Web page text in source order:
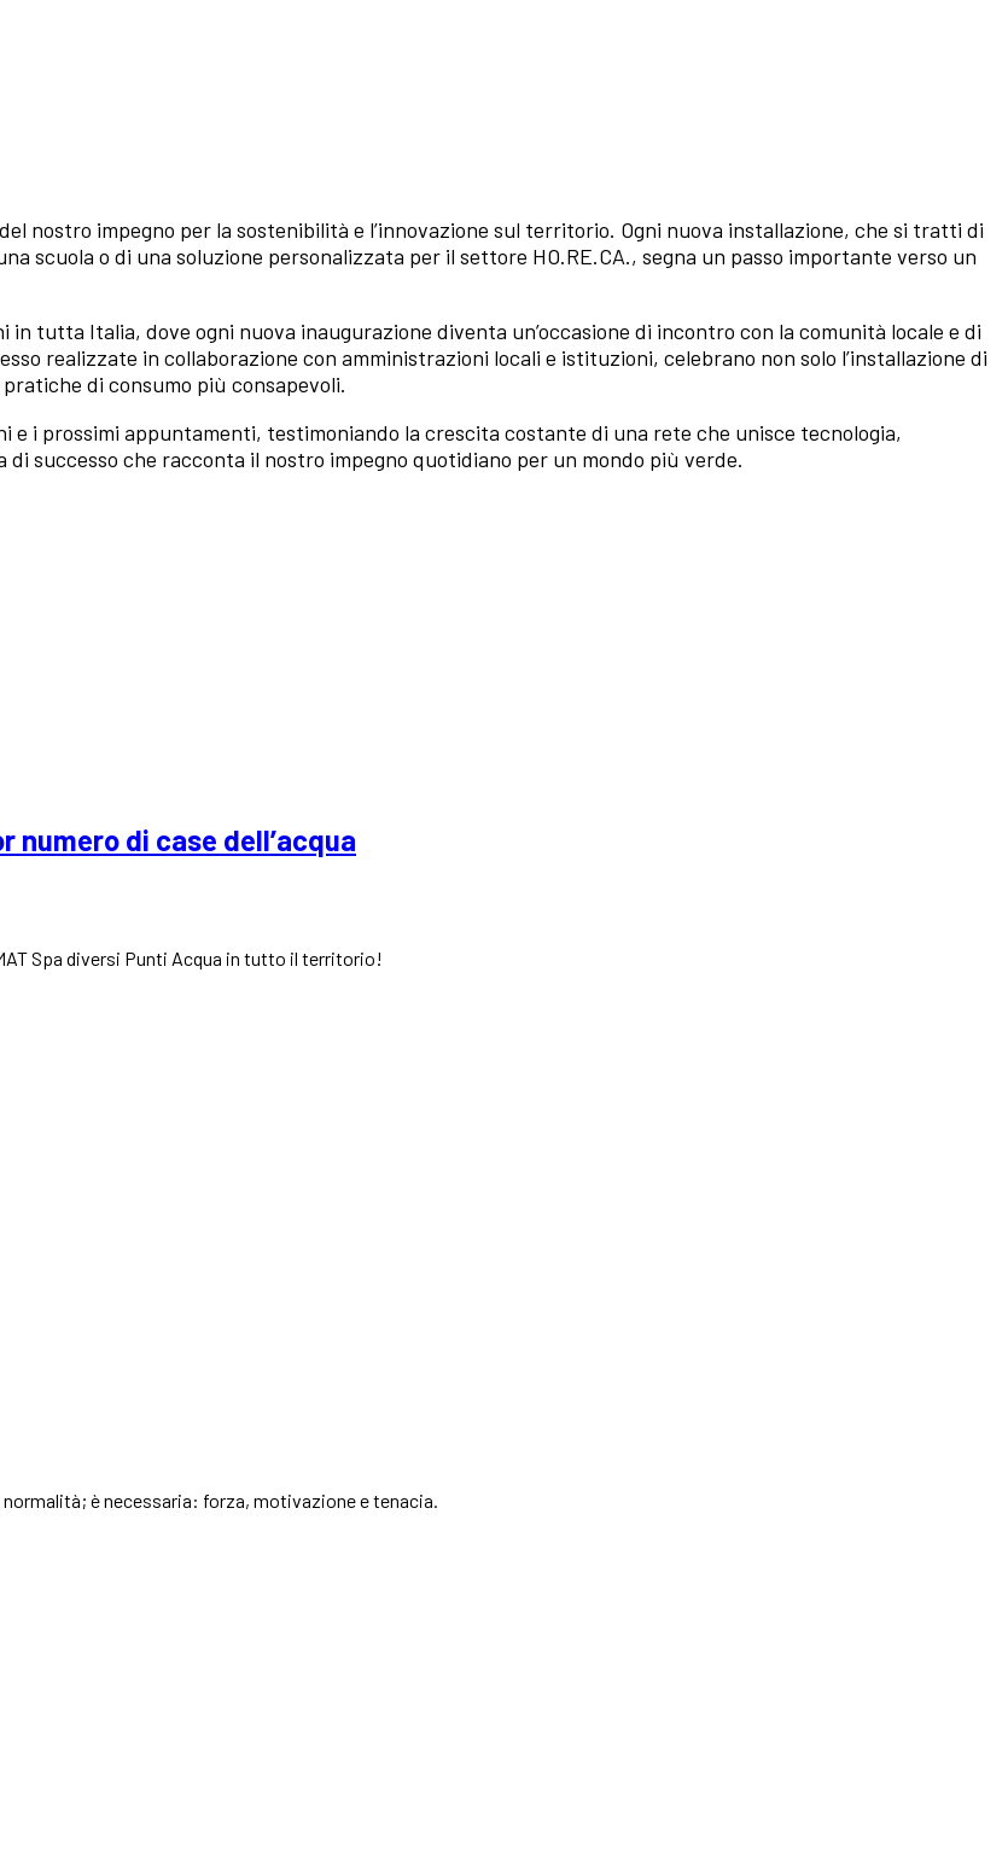
nostro impegno per la sostenibilità e l’innovazione sul territorio. Ogni nuova installazione, che si tratti di
scuola o di una soluzione personalizzata per il settore HO.RE.CA., segna un passo importante verso un
in tutta Italia, dove ogni nuova inaugurazione diventa un’occasione di incontro con la comunità locale e di
realizzate in collaborazione con amministrazioni locali e istituzioni, celebrano non solo l’installazione di
di consumo più consapevoli.
i prossimi appuntamenti, testimoniando la crescita costante di una rete che unisce tecnologia,
successo che racconta il nostro impegno quotidiano per un mondo più verde.
numero di case dell’acqua
Spa diversi Punti Acqua in tutto il territorio!
è necessaria: forza, motivazione e tenacia.